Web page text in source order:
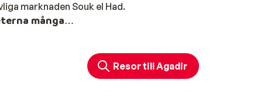
marknaden Souk el Had.
många
försvann och istället byggdes breda palmkantade avenyer
muren från Kasbahn, det gamla fortet från 1500-talet. Vill du
staden Taroudannt eller den vita hippiestaden Essaouira, en
Resor till Agadir